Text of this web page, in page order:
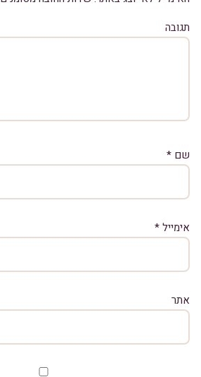
תגובה
שם *
אימייל*
אתר